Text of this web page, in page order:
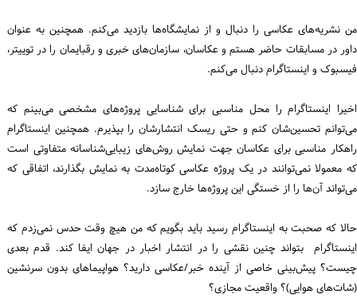
من نشریه‌های عکاسی را دنبال و از نمایشگاه‌ها بازدید می‌کنم. همچنین به عنوان
داور در مسابقات حاضر هستم و عکاسان، سازمان‌های خبری و رقبایمان را در توییتر،
فیسبوک و اینستاگرام دنبال می‌کنم.
اخیرا اینستاگرام را محل مناسبی برای شناسایی پروژه‌های مشخصی می‌بینم که
می‌توانم تحسین‌شان کنم و حتی ریسک انتشارشان را بپذیرم. همچنین اینستاگرام
راهکار مناسبی برای عکاسان جهت نمایش روش‌های زیبایی‌شناسانه متفاوتی است
که معمولا نمی‌توانند در یک پروژه عکاسی کوتاه‌مدت به نمایش بگذارند، اتفاقی که
می‌تواند آن‌ها را از خستگی این پروژه‌ها خارج سازد.
حالا که صحبت به اینستاگرام رسید باید بگویم که من هیچ وقت حدس نمی‌زدم که
اینستاگرام بتواند چنین نقشی را در انتشار اخبار در جهان ایفا کند. قدم بعدی
چیست؟ پیش‌بینی خاصی از آینده خبر/عکاسی دارید؟ هواپیماهای بدون سرنشین
(شات‌های هوایی)؟ واقعیت مجازی؟